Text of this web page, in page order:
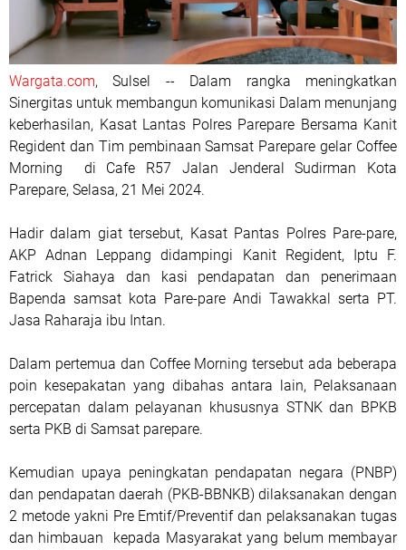
Wargata.com, Sulsel -- Dalam rangka meningkatkan
Sinergitas untuk membangun komunikasi Dalam menunjang
keberhasilan, Kasat Lantas Polres Parepare Bersama Kanit
Regident dan Tim pembinaan Samsat Parepare gelar Coffee
Morning di Cafe R57 Jalan Jenderal Sudirman Kota
Parepare, Selasa, 21 Mei 2024.
Hadir dalam giat tersebut, Kasat Pantas Polres Pare-pare,
AKP Adnan Leppang didampingi Kanit Regident, Iptu F.
Fatrick Siahaya dan kasi pendapatan dan penerimaan
Bapenda samsat kota Pare-pare Andi Tawakkal serta PT.
Jasa Raharaja ibu Intan.
Dalam pertemua dan Coffee Morning tersebut ada beberapa
poin kesepakatan yang dibahas antara lain, Pelaksanaan
percepatan dalam pelayanan khususnya STNK dan BPKB
serta PKB di Samsat parepare.
Kemudian upaya peningkatan pendapatan negara (PNBP)
dan pendapatan daerah (PKB-BBNKB) dilaksanakan dengan
2 metode yakni Pre Emtif/Preventif dan pelaksanakan tugas
dan himbauan kepada Masyarakat yang belum membayar